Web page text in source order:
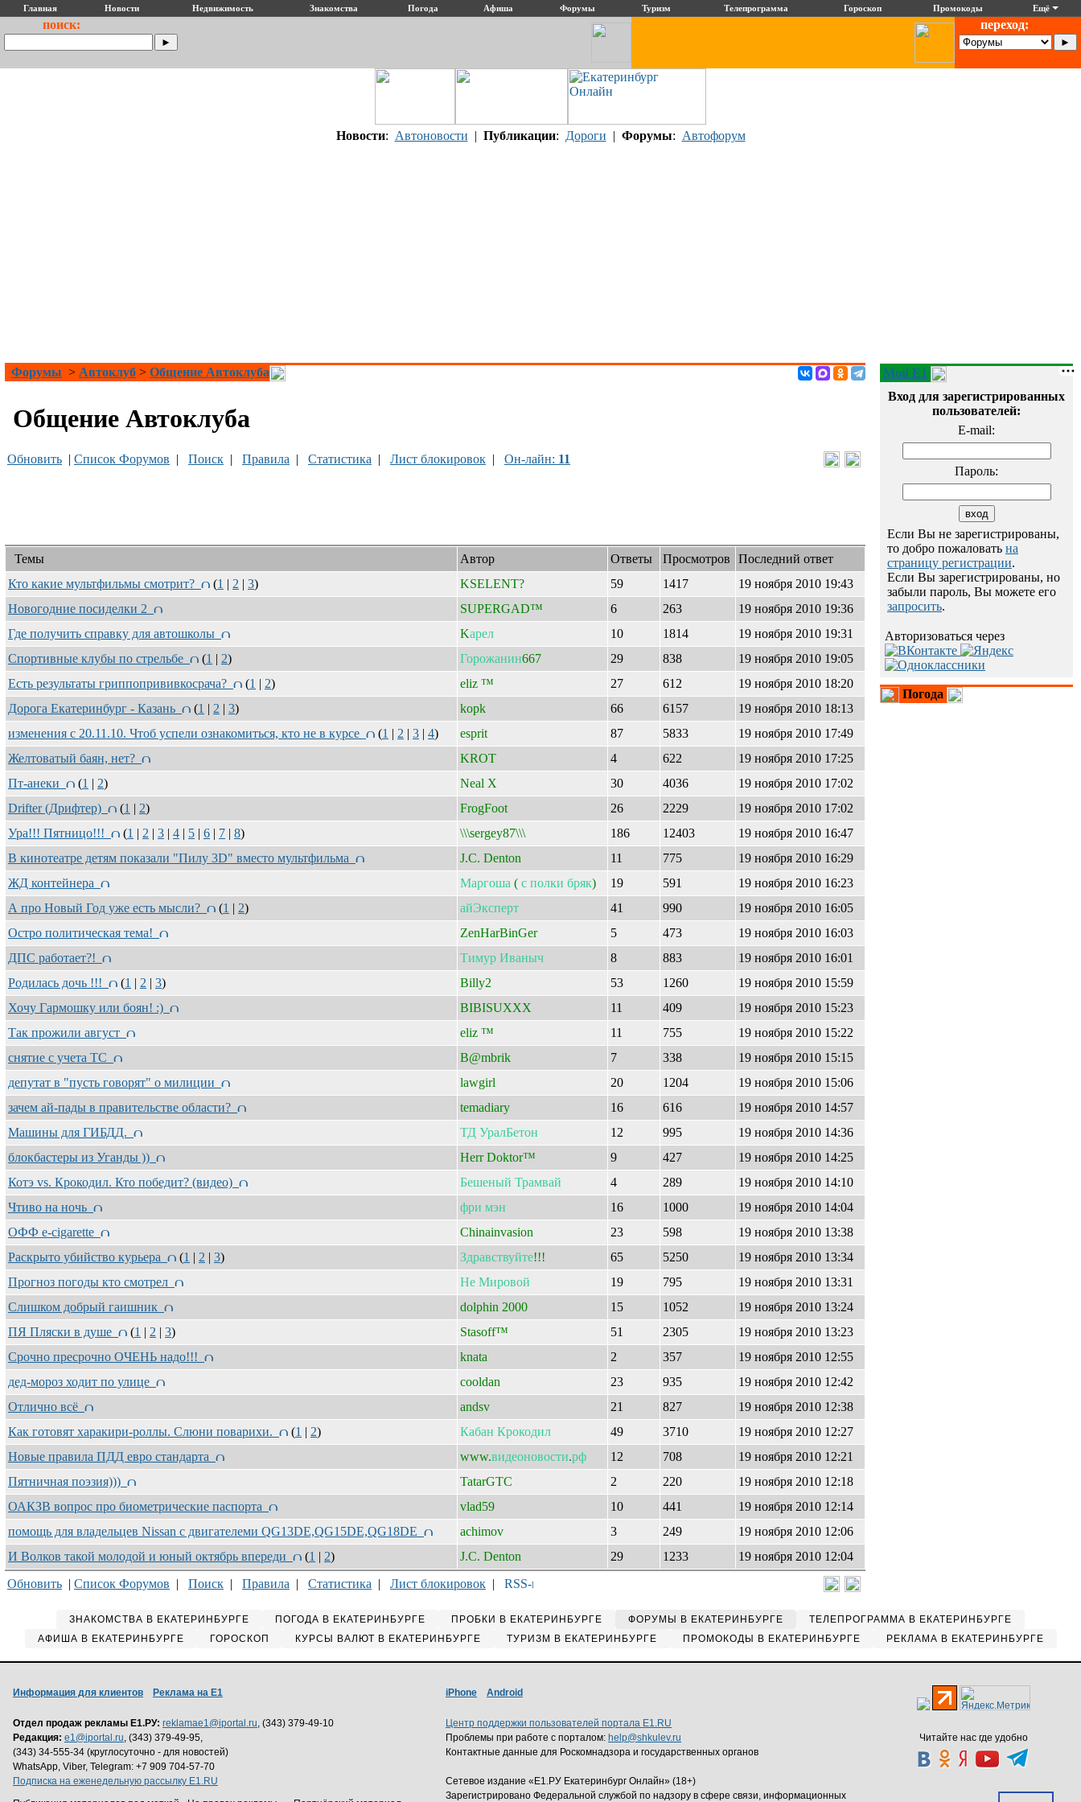
Главная Новости Недвижимость Знакомства Погода Афиша Форумы Туризм Телепрограмма Гороскоп Промокоды Ещё
поиск: переход:
Новости: Автоновости | Публикации: Дороги | Форумы: Автофорум
Форумы > Автоклуб > Общение Автоклуба
Общение Автоклуба
Обновить | Список Форумов | Поиск | Правила | Статистика | Лист блокировок | Он-лайн: 11
Темы Автор Ответы Просмотров
Последний ответ
Кто какие мультфильмы смотрит?
(1 | 2 | 3) KSELENT? 59 1417
19 ноября 2010 19:43
Новогодние посиделки 2
SUPERGAD™ 6 263
19 ноября 2010 19:36
Где получить справку для автошколы
Kарел 10 1814
19 ноября 2010 19:31
Спортивные клубы по стрельбе
(1 | 2) Горожанин667 29 838
19 ноября 2010 19:05
Есть результаты гриппопрививкосрача?
(1 | 2) eliz ™ 27 612
19 ноября 2010 18:20
Дорога Екатеринбург - Казань
(1 | 2 | 3) kopk 66 6157
19 ноября 2010 18:13
изменения с 20.11.10. Чтоб успели ознакомиться, кто не в курсе
(1 | 2 | 3 | 4) esprit 87 5833
19 ноября 2010 17:49
Желтоватый баян, нет?
KROT 4 622
19 ноября 2010 17:25
Пт-анеки
(1 | 2) Neal X 30 4036
19 ноября 2010 17:02
Drifter (Дрифтер)
(1 | 2) FrogFoot 26 2229
19 ноября 2010 17:02
Ура!!! Пятницо!!!
(1 | 2 | 3 | 4 | 5 | 6 | 7 | 8) \\\sergey87\\\ 186 12403
19 ноября 2010 16:47
В кинотеатре детям показали "Пилу 3D" вместо мультфильма
J.C. Denton 11 775
19 ноября 2010 16:29
ЖД контейнера
Маргоша ( с полки бряк) 19 591
19 ноября 2010 16:23
А про Новый Год уже есть мысли?
(1 | 2) айЭксперт 41 990
19 ноября 2010 16:05
Остро политическая тема!
ZenHarBinGer 5 473
19 ноября 2010 16:03
ДПС работает?!
Тимур Иваныч 8 883
19 ноября 2010 16:01
Родилась дочь !!!
(1 | 2 | 3) Billy2 53 1260
19 ноября 2010 15:59
Хочу Гармошку или боян! :)
BIBISUXXX 11 409
19 ноября 2010 15:23
Так прожили август
eliz ™ 11 755
19 ноября 2010 15:22
снятие с учета ТС
B@mbrik 7 338
19 ноября 2010 15:15
депутат в "пусть говорят" о милиции
lawgirl 20 1204
19 ноября 2010 15:06
зачем ай-пады в правительстве области?
temadiary 16 616
19 ноября 2010 14:57
Машины для ГИБДД.
ТД УралБетон 12 995
19 ноября 2010 14:36
блокбастеры из Уганды ))
Herr Doktor™ 9 427
19 ноября 2010 14:25
Котэ vs. Крокодил. Кто победит? (видео)
Бешеный Трамвай 4 289
19 ноября 2010 14:10
Чтиво на ночь
фри мэн 16 1000
19 ноября 2010 14:04
ОФФ e-cigarette
Chinainvasion 23 598
19 ноября 2010 13:38
Раскрыто убийство курьера
(1 | 2 | 3) Здравствуйте!!! 65 5250
19 ноября 2010 13:34
Прогноз погоды кто смотрел
Не Мировой 19 795
19 ноября 2010 13:31
Слишком добрый гаишник
dolphin 2000 15 1052
19 ноября 2010 13:24
ПЯ Пляски в душе
(1 | 2 | 3) Stasoff™ 51 2305
19 ноября 2010 13:23
Срочно пресрочно ОЧЕНЬ надо!!!
knata 2 357
19 ноября 2010 12:55
дед-мороз ходит по улице
cooldan 23 935
19 ноября 2010 12:42
Отлично всё
andsv 21 827
19 ноября 2010 12:38
Как готовят харакири-роллы. Слюни поварихи.
(1 | 2) Кабан Крокодил 49 3710
19 ноября 2010 12:27
Новые правила ПДД евро стандарта
www.видеоновости.рф 12 708
19 ноября 2010 12:21
Пятничная поэзия)))
TatarGTC 2 220
19 ноября 2010 12:18
ОАКЗВ вопрос про биометрические паспорта
vlad59 10 441
19 ноября 2010 12:14
помощь для владельцев Nissan с двигателеми QG13DE,QG15DE,QG18DE
achimov 3 249
19 ноября 2010 12:06
И Волков такой молодой и юный октябрь впереди
(1 | 2) J.C. Denton 29 1233
19 ноября 2010 12:04
Обновить | Список Форумов | Поиск | Правила | Статистика | Лист блокировок |
Мой E1
Вход для зарегистрированных
пользователей:
E-mail:
Пароль:
Если Вы не зарегистрированы,
то добро пожаловать на
страницу регистрации.
Если Вы зарегистрированы, но
забыли пароль, Вы можете его
запросить.
Авторизоваться через
Погода
ЗНАКОМСТВА В ЕКАТЕРИНБУРГЕ ПОГОДА В ЕКАТЕРИНБУРГЕ ПРОБКИ В ЕКАТЕРИНБУРГЕ ФОРУМЫ В ЕКАТЕРИНБУРГЕ
ТЕЛЕПРОГРАММА В ЕКАТЕРИНБУРГЕ
АФИША В ЕКАТЕРИНБУРГЕ
ГОРОСКОП КУРСЫ ВАЛЮТ В ЕКАТЕРИНБУРГЕ ТУРИЗМ В ЕКАТЕРИНБУРГЕ ПРОМОКОДЫ В ЕКАТЕРИНБУРГЕ РЕКЛАМА В ЕКАТЕРИНБУРГЕ
Читайте нас где удобно
Информация для клиентов Реклама на Е1
Отдел продаж рекламы Е1.РУ: reklamae1@iportal.ru, (343) 379-49-10
Редакция: e1@iportal.ru, (343) 379-49-95,
(343) 34-555-34 (круглосуточно - для новостей)
WhatsApp, Viber, Telegram: +7 909 704-57-70
Подписка на еженедельную рассылку E1.RU
iPhone Android
Центр поддержки пользователей портала E1.RU
Проблемы при работе с порталом: help@shkulev.ru
Контактные данные для Роскомнадзора и государственных органов
Сетевое издание «Е1.РУ Екатеринбург Онлайн» (18+)
Зарегистрировано Федеральной службой по надзору в сфере связи, информационных